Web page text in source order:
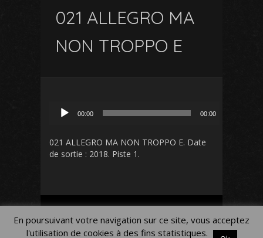
021 ALLEGRO MA
NON TROPPO E
00:00 00:00
021 ALLEGRO MA NON TROPPO E. Date
de sortie : 2018. Piste 1.
Mentions légales
En poursuivant votre navigation sur ce site, vous acceptez
l'utilisation de cookies à des fins statistiques.